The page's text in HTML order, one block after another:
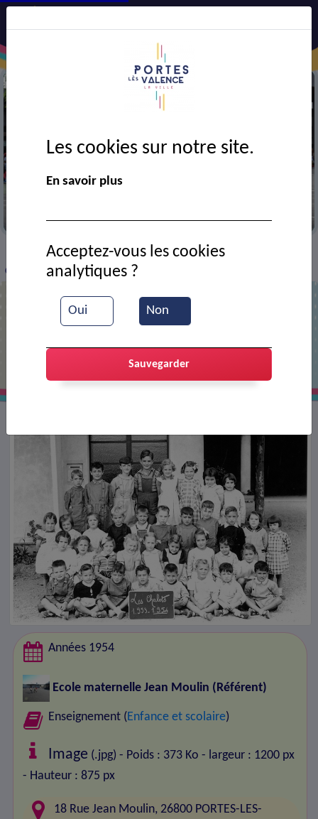
> VIE MUNICIPALE > Ressources documentaires
Classe de l'école des chalets
Années 1954
Ecole maternelle Jean Moulin (Référent)
Enseignement ( Enfance et scolaire)
Image (.jpg) - Poids : 373 Ko - largeur : 1200 px
- Hauteur : 875 px
18 Rue Jean Moulin, 26800 PORTES-LES-
Les cookies sur notre site.
En savoir plus
Oui Non
Acceptez-vous les cookies
analytiques ?
Sauvegarder